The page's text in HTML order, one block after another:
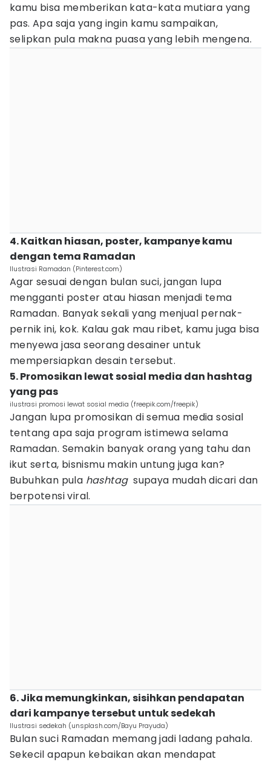
kamu bisa memberikan kata-kata mutiara yang
pas. Apa saja yang ingin kamu sampaikan,
selipkan pula makna puasa yang lebih mengena.
4. Kaitkan hiasan, poster, kampanye kamu
dengan tema Ramadan
Ilustrasi Ramadan (Pinterest.com)
Agar sesuai dengan bulan suci, jangan lupa
mengganti poster atau hiasan menjadi tema
Ramadan. Banyak sekali yang menjual pernak-
pernik ini, kok. Kalau gak mau ribet, kamu juga bisa
menyewa jasa seorang desainer untuk
mempersiapkan desain tersebut.
5. Promosikan lewat sosial media dan hashtag
yang pas
ilustrasi promosi lewat sosial media (freepik.com/freepik)
Jangan lupa promosikan di semua media sosial
tentang apa saja program istimewa selama
Ramadan. Semakin banyak orang yang tahu dan
ikut serta, bisnismu makin untung juga kan?
Bubuhkan pula hashtagsupaya mudah dicari dan
berpotensi viral.
6. Jika memungkinkan, sisihkan pendapatan
dari kampanye tersebut untuk sedekah
Ilustrasi sedekah (unsplash.com/Bayu Prayuda)
Bulan suci Ramadan memang jadi ladang pahala.
Sekecil apapun kebaikan akan mendapat